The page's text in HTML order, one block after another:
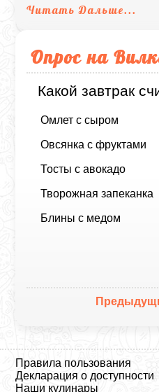
Читать Дальше...
Опрос на
Какой завтрак
Омлет с сыром
Овсянка с фруктами
Тосты с авокадо
Творожная запеканка
Блины с медом
Правила пользования
Декларация о доступности
Наши кулинары